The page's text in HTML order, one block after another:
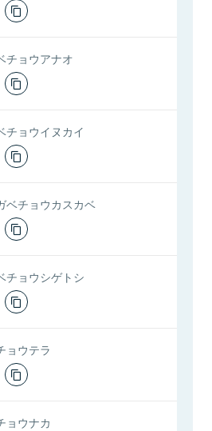
チョウアナオ
チョウイヌカイ
ベチョウカスカベ
チョウシゲトシ
ョウテラ
ョウナカ